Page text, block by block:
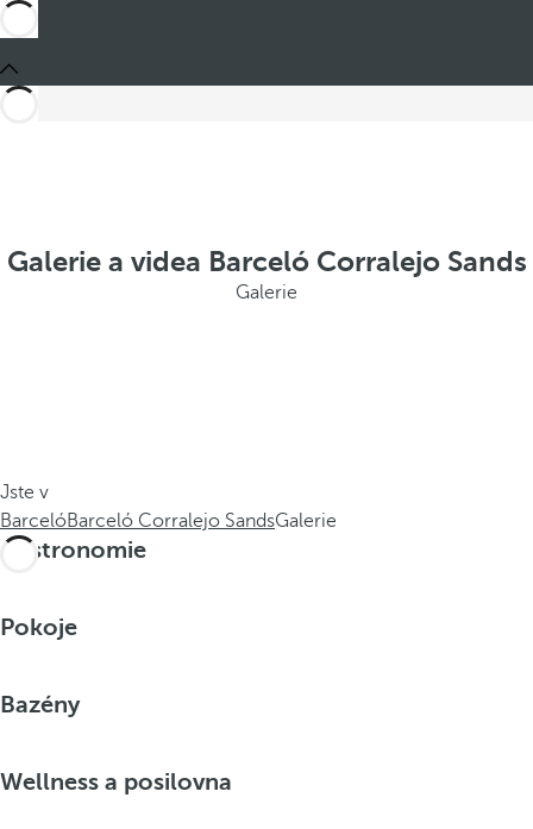
Galerie a videa Barceló Corralejo Sands
Galerie
Jste v
BarcelóBarceló Corralejo SandsGalerie
Gastronomie
Pokoje
Bazény
Wellness a posilovna